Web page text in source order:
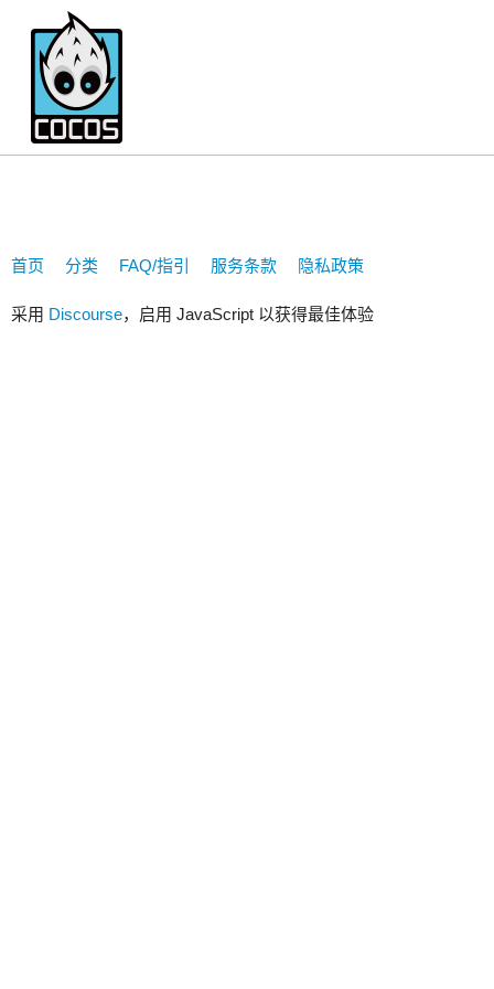
86942144
首页 分类 FAQ/指引 服务条款 隐私政策
采用 Discourse，启用 JavaScript 以获得最佳体验